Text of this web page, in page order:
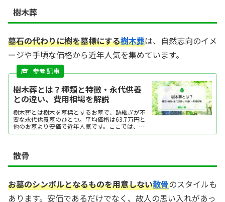
樹木葬
墓石の代わりに樹を墓標にする樹木葬は、自然志向のイメ
ージや手頃な価格から近年人気を集めています。
樹木葬とは？種類と特徴・永代供養
との違い、費用相場を解説
樹木葬とは樹木を墓標とするお墓で、跡継ぎが不
要な永代供養墓のひとつ。平均価格は63.7万円と
他のお墓より安価で近年人気です。ここでは、樹
木葬の特徴や他のお墓との違い、費用相場などを
散骨
お墓のシンボルとなるものを用意しない散骨のスタイルも
あります。安価であるだけでなく、故人の思い入れがあっ